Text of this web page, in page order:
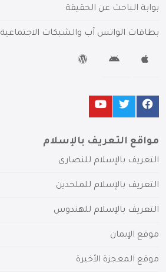
بوابة الباحث عن الحقيقة
بطاقات الواتس آب والشبكات الاجتماعية
مواقع التعريف بالإسلام
التعريف بالإسلام للنصارى
التعريف بالإسلام للملحدين
التعريف بالإسلام للهندوس
موقع الإيمان
موقع المعجزة الأخيرة